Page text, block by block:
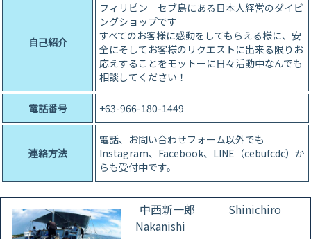
自己紹介
フィリピン セブ島にある日本人経営のダイビ
ングショップです
すべてのお客様に感動をしてもらえる様に、安
全にそしてお客様のリクエストに出来る限りお
応えすることをモットーに日々活動中なんでも
相談してください！
電話番号 +63-966-180-1449
連絡方法
電話、お問い合わせフォーム以外でも
Instagram、Facebook、LINE（cebufcdc）か
らも受付中です。
中西新一郎 Shinichiro
Nakanishi